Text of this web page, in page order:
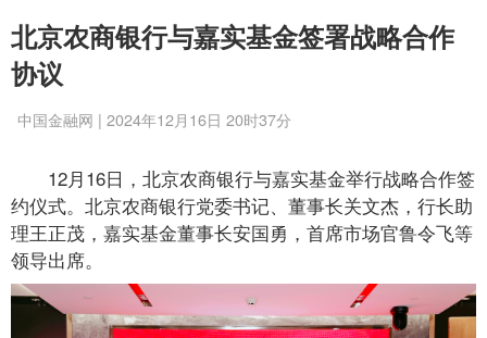
北京农商银行与嘉实基金签署战略合作
协议
中国金融网 | 2024年12月16日 20时37分
12月16日，北京农商银行与嘉实基金举行战略合作签
约仪式。北京农商银行党委书记、董事长关文杰，行长助
理王正茂，嘉实基金董事长安国勇，首席市场官鲁令飞等
领导出席。